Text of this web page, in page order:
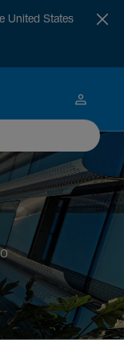
United States